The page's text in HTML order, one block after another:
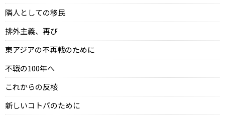
隣人としての移民
排外主義、再び
東アジアの不再戦のために
不戦の100年へ
これからの反核
新しいコトバのために